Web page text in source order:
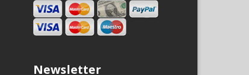
Newsletter